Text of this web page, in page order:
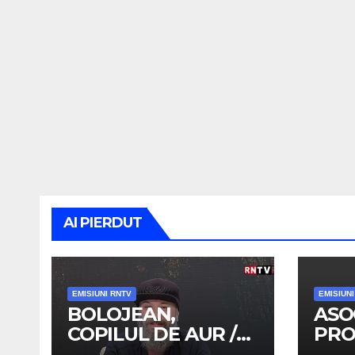
AI PIERDUT
EMISIUNI RNTV
BOLOJEAN,
COPILUL DE AUR /